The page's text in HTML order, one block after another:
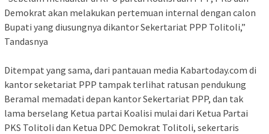
Demokrat akan melakukan pertemuan internal dengan calon
Bupati yang diusungnya dikantor Sekertariat PPP Tolitoli,”
Tandasnya
Ditempat yang sama, dari pantauan media Kabartoday.com di
kantor seketariat PPP tampak terlihat ratusan pendukung
Beramal memadati depan kantor Sekertariat PPP, dan tak
lama berselang Ketua partai Koalisi mulai dari Ketua Partai
PKS Tolitoli dan Ketua DPC Demokrat Tolitoli, sekertaris